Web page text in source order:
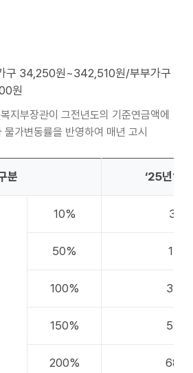
구 34,250원~342,510원/부부가구
원
지부장관이 그전년도의 기준연금액에
가변동률을 반영하여 매년 고시
분 ‘25년1
10%
50%
100%
150%
200%